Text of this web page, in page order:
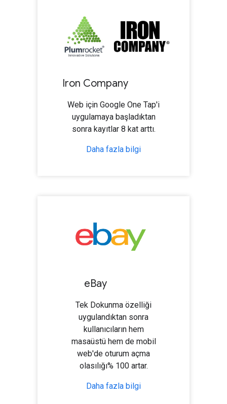
Iron Company
Web için Google One Tap'i
uygulamaya başladıktan
sonra kayıtlar 8 kat arttı.
Daha fazla bilgi
eBay
Tek Dokunma özelliği
uygulandıktan sonra
kullanıcıların hem
masaüstü hem de mobil
web'de oturum açma
olasılığı% 100 artar.
Daha fazla bilgi